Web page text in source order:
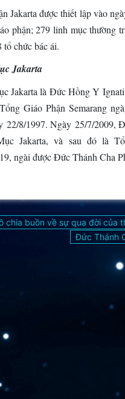
Jakarta được thiết lập vào
phận; 279 linh mục thường
tổ chức bác ái.
Jakarta
Jakarta là Đức Hồng Y
Giáo Phận Semarang
22/8/1997. Ngày 25/7/
Jakarta, và sau đó là
ngài được Đức Thánh Cha
chia buồn về sự qua đời của
Đức Thánh